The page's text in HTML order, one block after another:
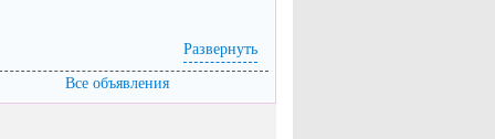
Развернуть
Все объявления